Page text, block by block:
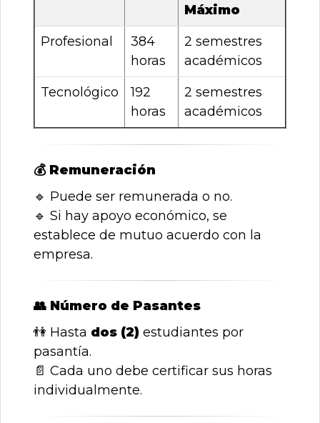
Máximo
Profesional
384
horas
2 semestres
académicos
Tecnológico
192
horas
2 semestres
académicos
💰Remuneración
🔹 Puede ser remunerada o no.
🔹 Si hay apoyo económico, se
establece de mutuo acuerdo con la
empresa.
👥 Número de Pasantes
👫 Hasta dos (2) estudiantes por
pasantía.
📄 Cada uno debe certificar sus horas
individualmente.